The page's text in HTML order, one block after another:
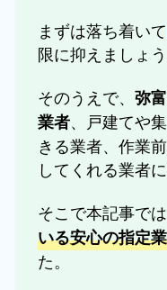
まずは落ち着いて
限に抑えましょう
そのうえで、弥
業者、戸建てや
きる業者、作業
してくれる業者
そこで本記事で
いる安心の指定
た。